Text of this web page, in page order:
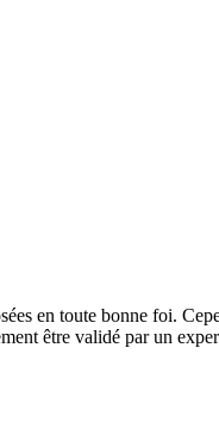
en toute bonne foi.
être validé par un